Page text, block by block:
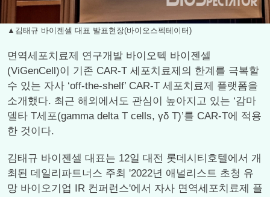
▲김태규 바이젠셀 대표 발표현장(바이오스펙테이터)
면역세포치료제 연구개발 바이오텍 바이젠셀
(ViGenCell)이 기존 CAR-T 세포치료제의 한계를 극복할
수 있는 자사 ‘off-the-shelf’ CAR-T 세포치료제 플랫폼을
소개했다. 최근 해외에서도 관심이 높아지고 있는 ‘감마
델타 T세포(gamma delta T cells, γδ T)’를 CAR-T에 적용
한 것이다.
김태규 바이젠셀 대표는 12일 대전 롯데시티호텔에서 개
최된 데일리파트너스 주최 '2022년 애널리스트 초청 유
망 바이오기업 IR 컨퍼런스'에서 자사 면역세포치료제 플